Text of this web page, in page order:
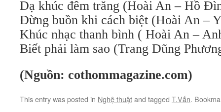
Dạ khúc đêm trăng (Hoài An – Hồ
Đừng buồn khi cách biệt (Hoài An –
Khúc nhạc thanh bình ( Hoài An –
Biết phải làm sao (Trang Dũng
(Nguồn: cothommagazine.com)
This entry was posted in Nghệ thuậtand tagged T.Vấn.